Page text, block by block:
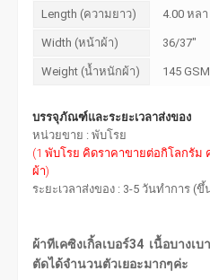
Length (ความยาว) 4.00 หล
Width (หน้าผ้า) 36/37"
Weight (น้ำหนักผ้า) 145 GSM
บรรจุภัณฑ์และระยะเวลาส่งของ
หน่วยขาย : พับโรย
(1 พับโรย คิดราคาขายต่อกิโลกรั
ผ้า)
ระยะเวลาส่งของ : 3-5 วันทำการ (
ผ้าทีเคซิงเกิ้ลเบอร์34 เนื้อบางเ
ตัดได้จำนวนตัวเยอะมากๆค่ะ